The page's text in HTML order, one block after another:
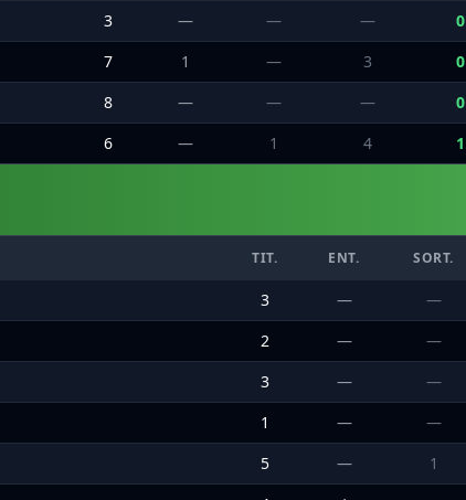
3 — — — 0
7 1 — 3 0
8 — — — 0
6 — 1 4 1
TIT. ENT. SORT.
3 — —
2 — —
3 — —
1 — —
5 — 1